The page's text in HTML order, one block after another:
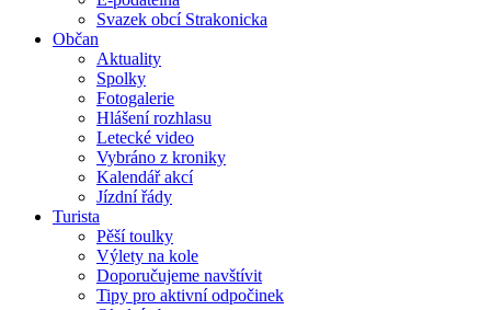
Svazek obcí Strakonicka
Občan
Aktuality
Spolky
Fotogalerie
Hlášení rozhlasu
Letecké video
Vybráno z kroniky
Kalendář akcí
Jízdní řády
Turista
Pěší toulky
Výlety na kole
Doporučujeme navštívit
Tipy pro aktivní odpočinek